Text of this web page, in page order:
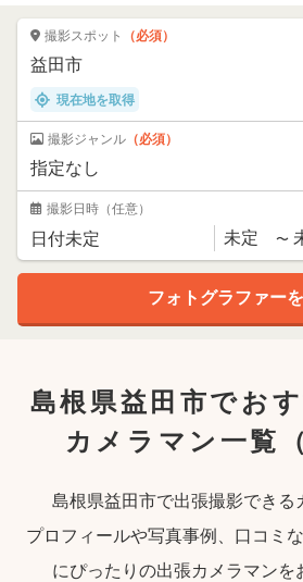
撮影スポット （必須）
現在地を取得
撮影ジャンル （必須）
撮影日時 （任意）
島根県益田市でお
カメラマン一覧
島根県益田市で出張撮影できる
プロフィールや写真事例、口コミ
にぴったりの出張カメラマンを